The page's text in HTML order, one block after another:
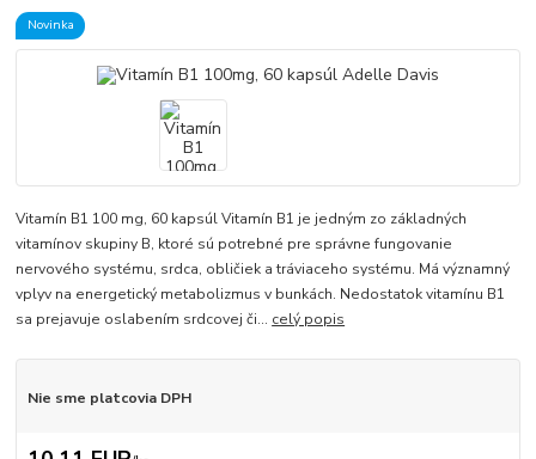
Novinka
Vitamín B1 100 mg, 60 kapsúl Vitamín B1 je jedným zo základných
vitamínov skupiny B, ktoré sú potrebné pre správne fungovanie
nervového systému, srdca, obličiek a tráviaceho systému. Má významný
vplyv na energetický metabolizmus v bunkách. Nedostatok vitamínu B1
sa prejavuje oslabením srdcovej či... celý popis
Nie sme platcovia DPH